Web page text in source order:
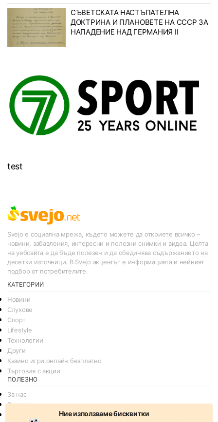
СЪВЕТСКАТА НАСТЪПАТЕЛНА
ДОКТРИНА И ПЛАНОВЕТЕ НА СССР ЗА
НАПАДЕНИЕ НАД ГЕРМАНИЯ II
test
Svejo е социална мрежа, където можете да откриете всичко –
новини, забавления, интересни и полезни снимки и видеа. Целта
на уебсайта е да бъде полезен и да обединява съдържанието на
десетки източници. В Svejo акцентът е информацията и нейният
подбор от потребителите.
КАТЕГОРИИ
Новини
Слухове
Спорт
Lifestyle
Технологии
Други
Казино игри онлайн безплатно
Търговия с акции
ПОЛЕЗНО
За нас
Реклама
Ние използваме бисквитки